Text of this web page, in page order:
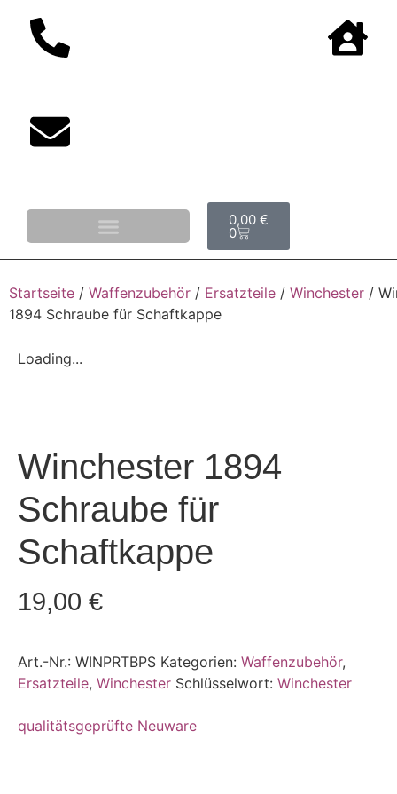
0,00 €
0
Startseite / Waffenzubehör / Ersatzteile / Winchester /
1894 Schraube für Schaftkappe
Loading...
Winchester 1894
Schraube für
Schaftkappe
19,00 €
Art.-Nr.: WINPRTBPS Kategorien: Waffenzubehör,
Ersatzteile, Winchester Schlüsselwort: Winchester
qualitätsgeprüfte Neuware